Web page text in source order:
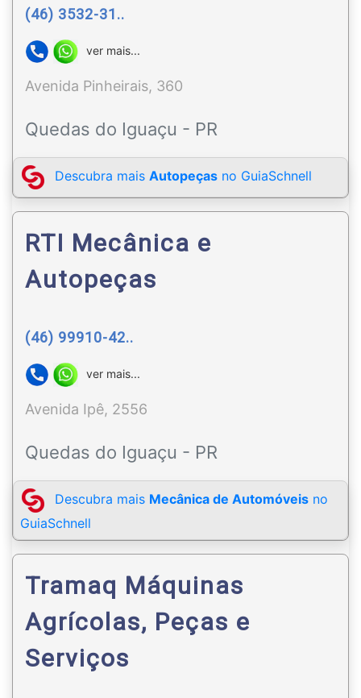
(46) 3532-31..
ver mais...
Avenida Pinheirais, 360
Quedas do Iguaçu - PR
Descubra mais Autopeças no GuiaSchnell
RTI Mecânica e
Autopeças
(46) 99910-42..
ver mais...
Avenida Ipê, 2556
Quedas do Iguaçu - PR
Descubra mais Mecânica de Automóveis no
GuiaSchnell
Tramaq Máquinas
Agrícolas, Peças e
Serviços